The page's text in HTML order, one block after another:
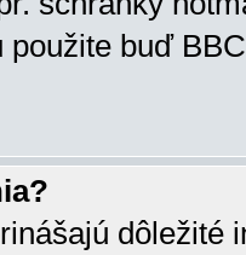
použite buď
dôležité